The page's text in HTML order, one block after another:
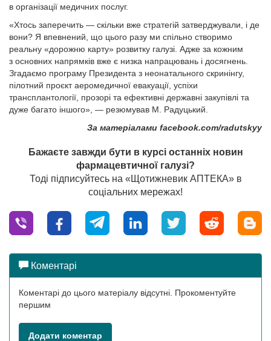
в організації медичних послуг.
«Хтось заперечить — скільки вже стратегій затверджували, і де
вони? Я впевнений, що цього разу ми спільно створимо
реальну «дорожню карту» розвитку галузі. Адже за кожним
з основних напрямків вже є низка напрацювань і досягнень.
Згадаємо програму Президента з неонатального скринінгу,
пілотний проєкт аеро­медичної евакуації, успіхи
трансплантології, прозорі та ефективні державні закупівлі та
дуже багато іншого», — резюмував М. Радуцький.
За матеріалами facebook.com/radutskyy
Бажаєте завжди бути в курсі останніх новин
фармацевтичної галузі?
Тоді підписуйтесь на «Щотижневик АПТЕКА» в
соціальних мережах!
Коментарі
Коментарі до цього матеріалу відсутні. Прокоментуйте
першим
Додати коментар